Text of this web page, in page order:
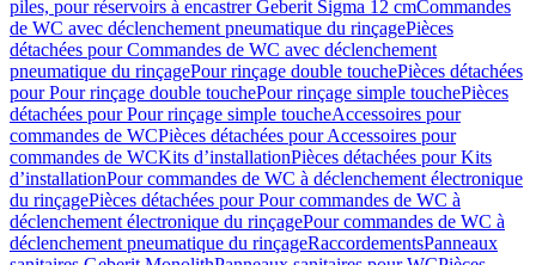
piles, pour réservoirs à encastrer Geberit Sigma 12 cmCommandes
de WC avec déclenchement pneumatique du rinçagePièces
détachées pour Commandes de WC avec déclenchement
pneumatique du rinçagePour rinçage double touchePièces détachées
pour Pour rinçage double touchePour rinçage simple touchePièces
détachées pour Pour rinçage simple toucheAccessoires pour
commandes de WCPièces détachées pour Accessoires pour
commandes de WCKits d’installationPièces détachées pour Kits
d’installationPour commandes de WC à déclenchement électronique
du rinçagePièces détachées pour Pour commandes de WC à
déclenchement électronique du rinçagePour commandes de WC à
déclenchement pneumatique du rinçageRaccordementsPanneaux